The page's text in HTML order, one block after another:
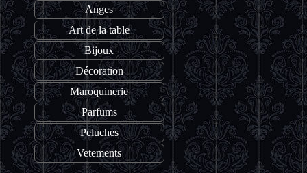
Anges
Art de la table
Bijoux
Décoration
Maroquinerie
Parfums
Peluches
Vetements